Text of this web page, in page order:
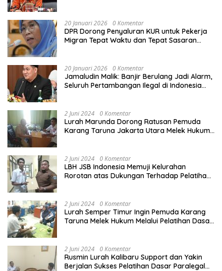
20 Januari 2026 0 Komentar
DPR Dorong Penyaluran KUR untuk Pekerja
Migran Tepat Waktu dan Tepat Sasaran
20 Januari 2026 0 Komentar
Jamaludin Malik: Banjir Berulang Jadi Alarm,
Seluruh Pertambangan Ilegal di Indonesia
2 Juni 2024 0 Komentar
Lurah Marunda Dorong Ratusan Pemuda
Karang Taruna Jakarta Utara Melek Hukum
2 Juni 2024 0 Komentar
LBH JSB Indonesia Memuji Kelurahan
Rorotan atas Dukungan Terhadap Pelatihan
2 Juni 2024 0 Komentar
Lurah Semper Timur Ingin Pemuda Karang
Taruna Melek Hukum Melalui Pelatihan Dasar
2 Juni 2024 0 Komentar
Rusmin Lurah Kalibaru Support dan Yakin
Berjalan Sukses Pelatihan Dasar Paralegal